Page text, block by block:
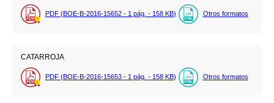
PDF (BOE-B-2016-15652 - 1 pág. - 158 KB) Otros formatos
CATARROJA
PDF (BOE-B-2016-15653 - 1 pág. - 158 KB) Otros formatos